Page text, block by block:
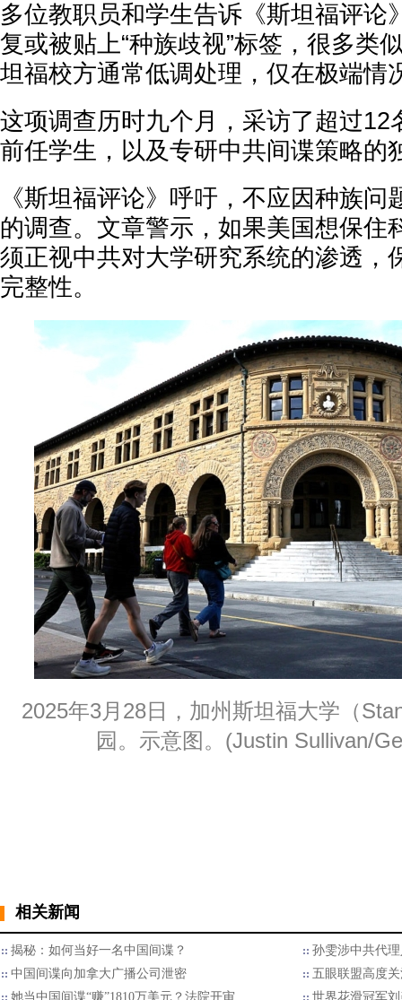
多位教职员和学生告诉《斯坦福评论
复或被贴上“种族歧视”标签，很多类
坦福校方通常低调处理，仅在极端情
这项调查历时九个月，采访了超过12
前任学生，以及专研中共间谍策略的
《斯坦福评论》呼吁，不应因种族
的调查。文章警示，如果美国想保住
须正视中共对大学研究系统的渗透，
完整性。
2025年3月28日，加州斯坦福大学（
园。示意图。(Justin Sullivan/
相关新闻
揭秘：如何当好一名中国间谍？
孙雯涉中共代
中国间谍向加拿大广播公司泄密
五眼联盟高度
她当中国间谍“赚”1810万美元？法院开审
世界花滑冠军